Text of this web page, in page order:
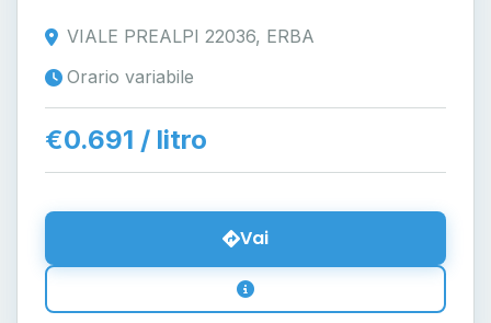
VIALE PREALPI 22036, ERBA
Orario variabile
€0.691 / litro
Vai